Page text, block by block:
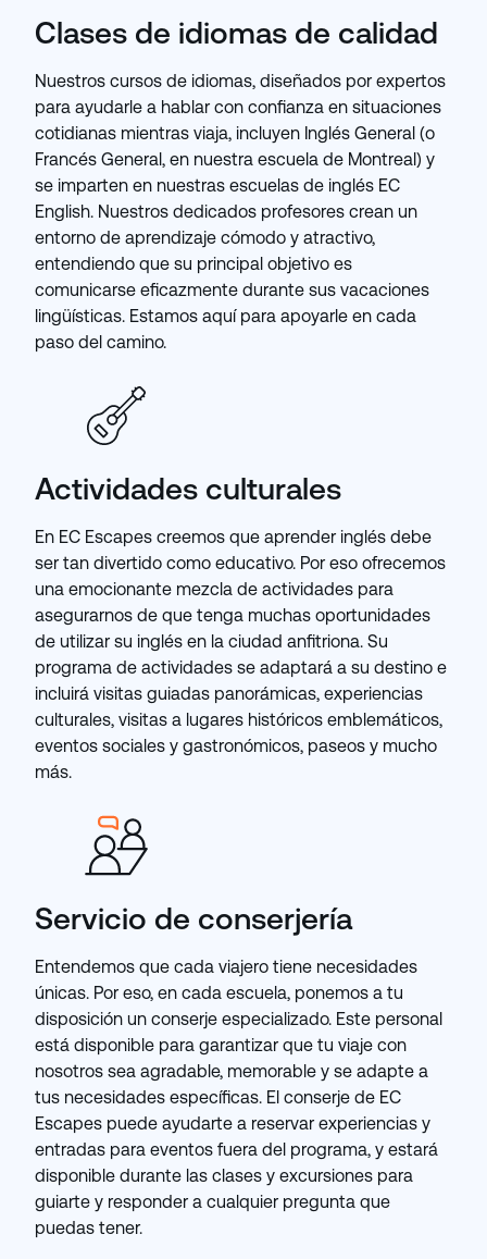
Clases de idiomas de calidad
Nuestros cursos de idiomas, diseñados por expertos
para ayudarle a hablar con confianza en situaciones
cotidianas mientras viaja, incluyen Inglés General (o
Francés General, en nuestra escuela de Montreal) y
se imparten en nuestras escuelas de inglés EC
English. Nuestros dedicados profesores crean un
entorno de aprendizaje cómodo y atractivo,
entendiendo que su principal objetivo es
comunicarse eficazmente durante sus vacaciones
lingüísticas. Estamos aquí para apoyarle en cada
paso del camino.
Actividades culturales
En EC Escapes creemos que aprender inglés debe
ser tan divertido como educativo. Por eso ofrecemos
una emocionante mezcla de actividades para
asegurarnos de que tenga muchas oportunidades
de utilizar su inglés en la ciudad anfitriona. Su
programa de actividades se adaptará a su destino e
incluirá visitas guiadas panorámicas, experiencias
culturales, visitas a lugares históricos emblemáticos,
eventos sociales y gastronómicos, paseos y mucho
más.
Servicio de conserjería
Entendemos que cada viajero tiene necesidades
únicas. Por eso, en cada escuela, ponemos a tu
disposición un conserje especializado. Este personal
está disponible para garantizar que tu viaje con
nosotros sea agradable, memorable y se adapte a
tus necesidades específicas. El conserje de EC
Escapes puede ayudarte a reservar experiencias y
entradas para eventos fuera del programa, y ​​estará
disponible durante las clases y excursiones para
guiarte y responder a cualquier pregunta que
puedas tener.